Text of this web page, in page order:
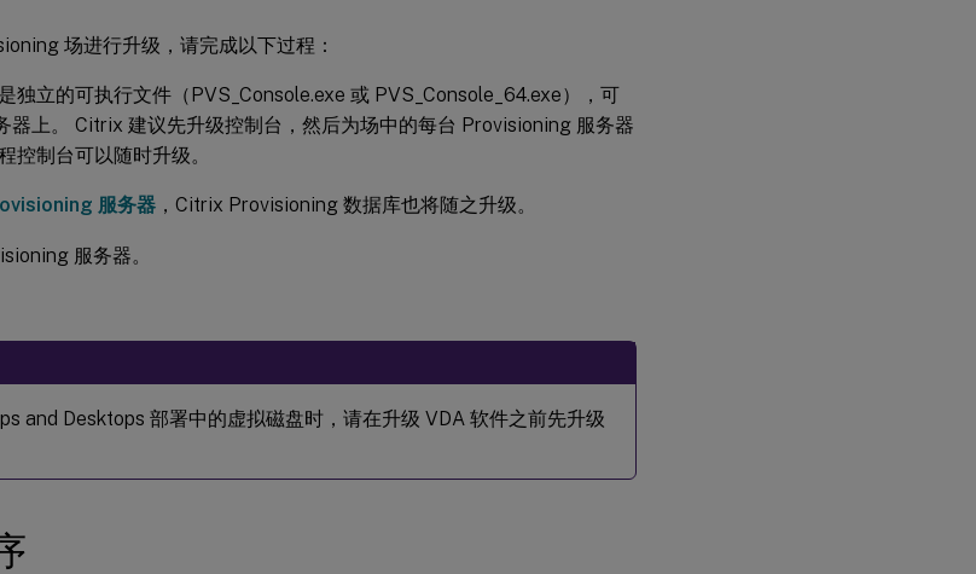
场进行升级，请完成以下过程：
独立的可执行文件（PVS_Console.exe 或 PVS_Console_64.exe），可
器上。 Citrix 建议先升级控制台，然后为场中的每台 Provisioning 服务器
控制台可以随时升级。
服务器 ，Citrix Provisioning 数据库也将随之升级。
服务器。
and Desktops 部署中的虚拟磁盘时，请在升级 VDA 软件之前先升级